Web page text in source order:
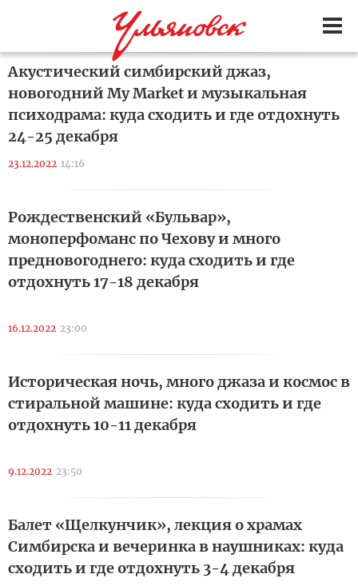
Акустический симбирский джаз,
новогодний My Market и музыкальная
психодрама: куда сходить и где отдохнуть
24-25 декабря
23.12.2022 14:16
Рождественский «Бульвар»,
моноперфоманс по Чехову и много
предновогоднего: куда сходить и где
отдохнуть 17-18 декабря
16.12.2022 23:00
Историческая ночь, много джаза и космос в
стиральной машине: куда сходить и где
отдохнуть 10-11 декабря
9.12.2022 23:50
Балет «Щелкунчик», лекция о храмах
Симбирска и вечеринка в наушниках: куда
сходить и где отдохнуть 3-4 декабря